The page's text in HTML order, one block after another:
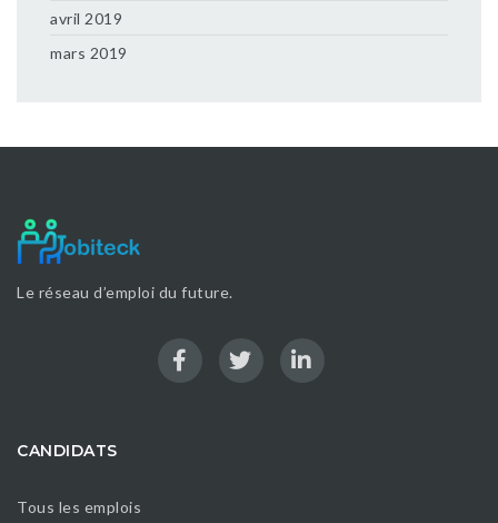
avril 2019
mars 2019
Le réseau d’emploi du future.
CANDIDATS
Tous les emplois